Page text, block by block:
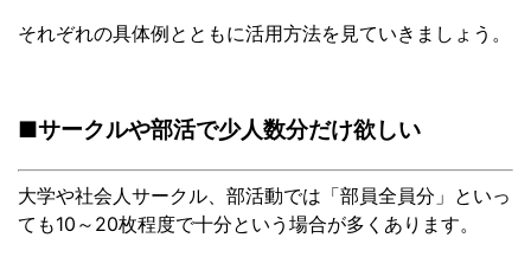
それぞれの具体例とともに活用方法を見ていきましょう。
■サークルや部活で少人数分だけ欲しい
大学や社会人サークル、部活動では「部員全員分」といっ
ても10～20枚程度で十分という場合が多くあります。